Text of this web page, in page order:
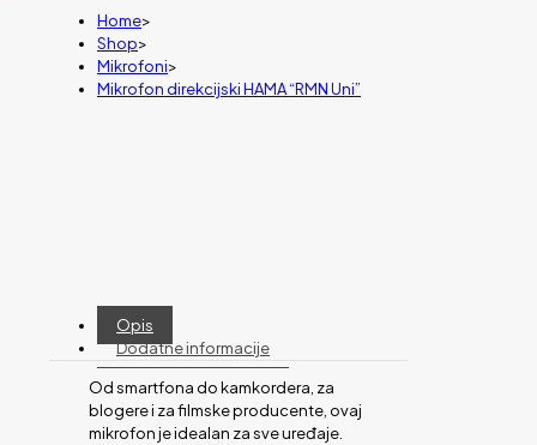
Home>
Shop>
Mikrofoni>
Mikrofon direkcijski HAMA “RMN Uni”
Opis
Dodatne informacije
Od smartfona do kamkordera, za
blogere i za filmske producente, ovaj
mikrofon je idealan za sve uređaje.